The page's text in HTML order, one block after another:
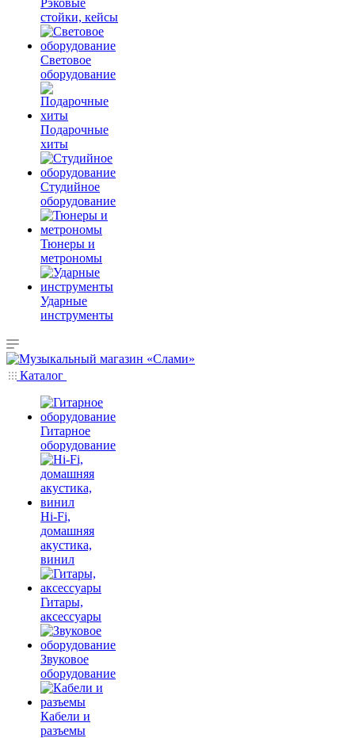
Рэковые
стойки, кейсы
Световое
оборудование
Подарочные
хиты
Студийное
оборудование
Тюнеры и
метрономы
Ударные
инструменты
Каталог
Гитарное
оборудование
Hi-Fi,
домашняя
акустика,
винил
Гитары,
аксессуары
Звуковое
оборудование
Кабели и
разъемы